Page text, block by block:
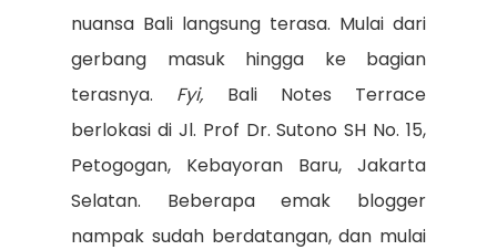
nuansa Bali langsung terasa. Mulai dari
gerbang masuk hingga ke bagian
terasnya. Fyi, Bali Notes Terrace
berlokasi di Jl. Prof Dr. Sutono SH No. 15,
Petogogan, Kebayoran Baru, Jakarta
Selatan. Beberapa emak blogger
nampak sudah berdatangan, dan mulai